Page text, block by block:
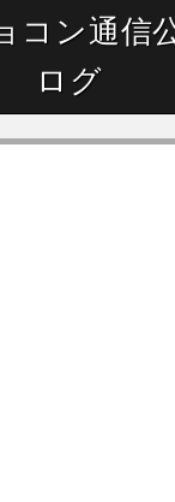
コン通信
ログ